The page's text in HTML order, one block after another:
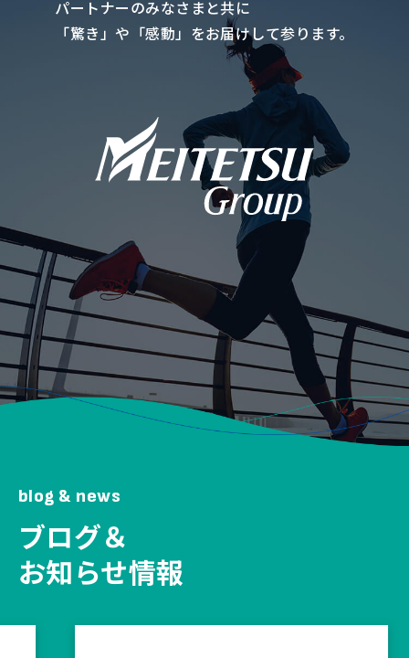
パートナーのみなさまと共に
「驚き」や「感動」をお届けして参ります。
blog & news
ブログ＆
お知らせ情報